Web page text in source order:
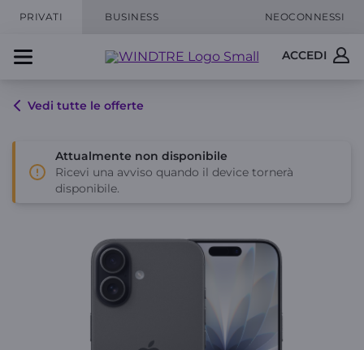
PRIVATI BUSINESS NEOCONNESSI
ACCEDI
Vedi tutte le offerte
Attualmente non disponibile
Ricevi una avviso quando il device tornerà
disponibile.